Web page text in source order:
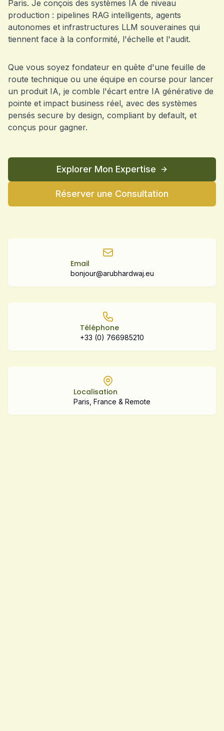
Paris. Je conçois des systèmes IA de niveau
production : pipelines RAG intelligents, agents
autonomes et infrastructures LLM souveraines qui
tiennent face à la conformité, l'échelle et l'audit.
Que vous soyez fondateur en quête d'une feuille de
route technique ou une équipe en course pour lancer
un produit IA, je comble l'écart entre IA générative de
pointe et impact business réel, avec des systèmes
pensés secure by design, compliant by default, et
conçus pour gagner.
Explorer Mon Expertise
Réserver une Consultation
Email
bonjour@arubhardwaj.eu
Téléphone
+33 (0) 766985210
Localisation
Paris, France & Remote